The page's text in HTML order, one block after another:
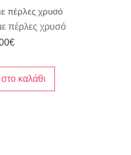
πέρλες χρυσό
πέρλες χρυσό
€
καλάθι